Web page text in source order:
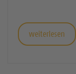
weiterlesen